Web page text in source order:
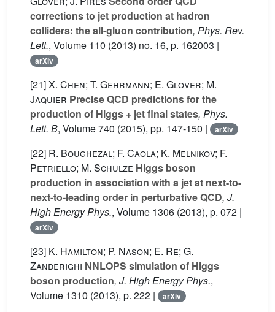
corrections to jet production at hadron
colliders: the all-gluon contribution, Phys. Rev.
Lett., Volume 110 (2013) no. 16, p. 162003 |
arXiv
[21]X. Chen; T. Gehrmann; E. Glover; M.
Jaquier Precise QCD predictions for the
production of Higgs + jet final states, Phys.
Lett. B, Volume 740 (2015), pp. 147-150 | arXiv
[22] R. Boughezal; F. Caola; K. Melnikov; F.
Petriello; M. Schulze Higgs boson
production in association with a jet at next-to-
next-to-leading order in perturbative QCD, J.
High Energy Phys., Volume 1306 (2013), p. 072 |
arXiv
[23] K. Hamilton; P. Nason; E. Re; G.
Zanderighi NNLOPS simulation of Higgs
boson production, J. High Energy Phys.,
Volume 1310 (2013), p. 222 | arXiv